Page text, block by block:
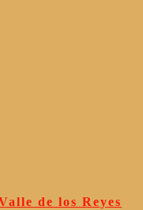
de los Reyes